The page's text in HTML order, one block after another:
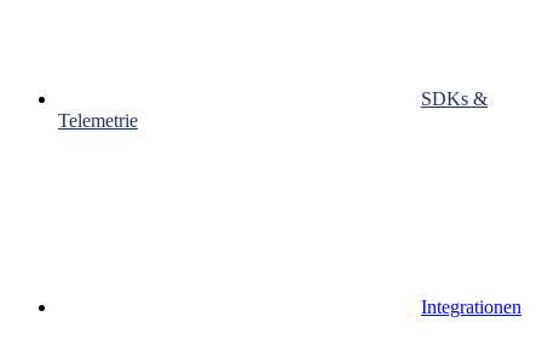
SDKs &
Telemetrie
Integrationen